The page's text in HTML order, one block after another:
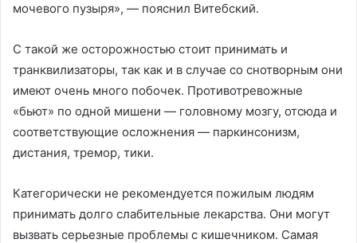
мочевого пузыря», — пояснил Витебский.
С такой же осторожностью стоит принимать и
транквилизаторы, так как и в случае со снотворным они
имеют очень много побочек. Противотревожные
«бьют» по одной мишени — головному мозгу, отсюда и
соответствующие осложнения — паркинсонизм,
дистания, тремор, тики.
Категорически не рекомендуется пожилым людям
принимать долго слабительные лекарства. Они могут
вызвать серьезные проблемы с кишечником. Самая